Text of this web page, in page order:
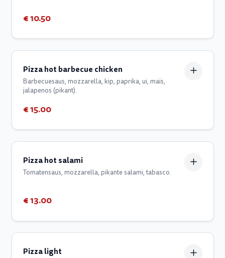
€ 10.50
Pizza hot barbecue chicken
Barbecuesaus, mozzarella, kip, paprika, ui, maïs,
jalapenos (pikant).
€ 15.00
Pizza hot salami
Tomatensaus, mozzarella, pikante salami, tabasco.
€ 13.00
Pizza light